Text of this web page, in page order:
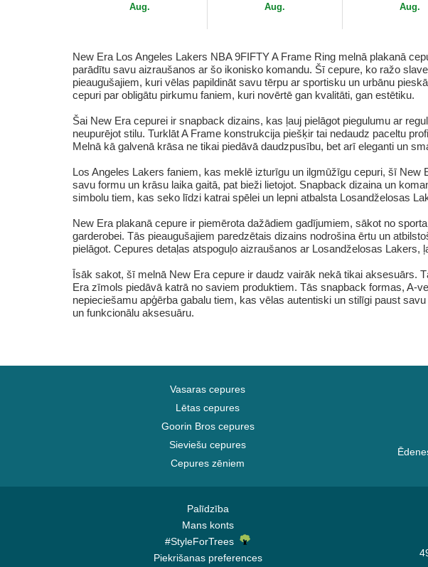
no New EraAug.
Aug.
Aug.
New Era Los Angeles Lakers NBA 9FIFTY A Frame Ring melnā plakanā
parādītu savu aizraušanos ar šo ikonisko komandu. Šī cepure, ko ražo
pieaugušajiem, kuri vēlas papildināt savu tērpu ar sportisku un urbānu
cepuri par obligātu pirkumu faniem, kuri novērtē gan kvalitāti, gan estētiku.
Šai New Era cepurei ir snapback dizains, kas ļauj pielāgot piegulumu ar
neupurējot stilu. Turklāt A Frame konstrukcija piešķir tai nedaudz paceltu
Melnā kā galvenā krāsa ne tikai piedāvā daudzpusību, bet arī eleganti un
Los Angeles Lakers faniem, kas meklē izturīgu un ilgmūžīgu cepuri, šī
savu formu un krāsu laika gaitā, pat bieži lietojot. Snapback dizaina un
simbolu tiem, kas seko līdzi katrai spēlei un lepni atbalsta Losandželosas
New Era plakanā cepure ir piemērota dažādiem gadījumiem, sākot no
garderobei. Tās pieaugušajiem paredzētais dizains nodrošina ērtu un
pielāgot. Cepures detaļas atspoguļo aizraušanos ar Losandželosas
Īsāk sakot, šī melnā New Era cepure ir daudz vairāk nekā tikai aksesuārs.
Era zīmols piedāvā katrā no saviem produktiem. Tās snapback formas, A-
nepieciešamu apģērba gabalu tiem, kas vēlas autentiski un stilīgi paust
un funkcionālu aksesuāru.
Vasaras cepures
Lētas cepures
Goorin Bros cepures
Sieviešu cepures
Cepures zēniem
Palīdzība
Mans konts
#StyleForTrees
Piekrišanas preferences